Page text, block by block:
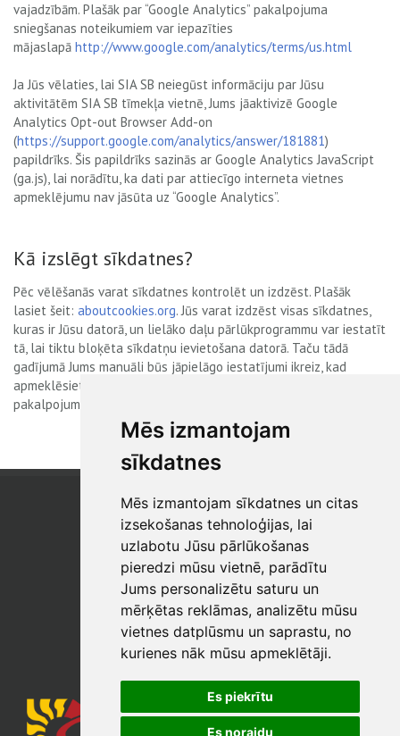
Mēs izmantojam
sīkdatnes
Mēs izmantojam sīkdatnes un citas
izsekošanas tehnoloģijas, lai
uzlabotu Jūsu pārlūkošanas
pieredzi mūsu vietnē, parādītu
Jums personalizētu saturu un
mērķētas reklāmas, analizētu mūsu
vietnes datplūsmu un saprastu, no
kurienes nāk mūsu apmeklētāji.
Es piekrītu
Es noraidu
vajadzībām. Plašāk par “Google Analytics” pakalpojuma
sniegšanas noteikumiem var iepazīties
mājaslapā http://www.google.com/analytics/terms/us.html
Ja Jūs vēlaties, lai SIA SB neiegūst informāciju par Jūsu
aktivitātēm SIA SB tīmekļa vietnē, Jums jāaktivizē Google
Analytics Opt-out Browser Add-on
(https://support.google.com/analytics/answer/181881)
papildrīks. Šis papildrīks sazinās ar Google Analytics JavaScript
(ga.js), lai norādītu, ka dati par attiecīgo interneta vietnes
apmeklējumu nav jāsūta uz “Google Analytics”.
Kā izslēgt sīkdatnes?
Pēc vēlēšanās varat sīkdatnes kontrolēt un izdzēst. Plašāk
lasiet šeit: aboutcookies.org. Jūs varat izdzēst visas sīkdatnes,
kuras ir Jūsu datorā, un lielāko daļu pārlūkprogrammu var iestatīt
tā, lai tiktu bloķēta sīkdatņu ievietošana datorā. Taču tādā
gadījumā Jums manuāli būs jāpielāgo iestatījumi ikreiz, kad
apmeklēsiet tīmekļa vietni, un turklāt pastāv iespējamība, ka daži
pakalpojumi un funkcijas nedarbosies.
SIA "SB"
Reģistrācijas Nr. 40003017954
PVN reģ. Nr.: LV40003017954
Tālrunis: +371 67 813 100
E-pasts:
sb@sbshop.lv
MĀJAS LAPAS ADMINISTRATORS
E-pasts:ainars@sbshop.lv